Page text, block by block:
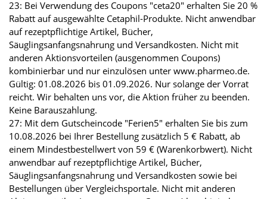
23: Bei Verwendung des Coupons "ceta20" erhalten Sie 20 %
Rabatt auf ausgewählte Cetaphil-Produkte. Nicht anwendbar
auf rezeptpflichtige Artikel, Bücher,
Säuglingsanfangsnahrung und Versandkosten. Nicht mit
anderen Aktionsvorteilen (ausgenommen Coupons)
kombinierbar und nur einzulösen unter www.pharmeo.de.
Gültig: 01.08.2026 bis 01.09.2026. Nur solange der Vorrat
reicht. Wir behalten uns vor, die Aktion früher zu beenden.
Keine Barauszahlung.
27: Mit dem Gutscheincode "Ferien5" erhalten Sie bis zum
10.08.2026 bei Ihrer Bestellung zusätzlich 5 € Rabatt, ab
einem Mindestbestellwert von 59 € (Warenkorbwert). Nicht
anwendbar auf rezeptpflichtige Artikel, Bücher,
Säuglingsanfangsnahrung und Versandkosten sowie bei
Bestellungen über Vergleichsportale. Nicht mit anderen